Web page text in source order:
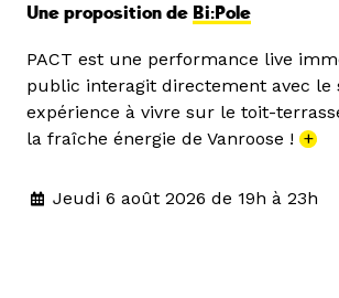
Une proposition de Bi:Pole
PACT est une performance live
public interagit directement avec le
expérience à vivre sur le toit-
la fraîche énergie de Vanroose ! +
Jeudi 6 août 2026 de 19h à 23h